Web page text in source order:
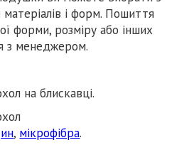
і форм. Пошиття
форми, розміру або інших
з менеджером.
на блискавці.
, мікрофібра.